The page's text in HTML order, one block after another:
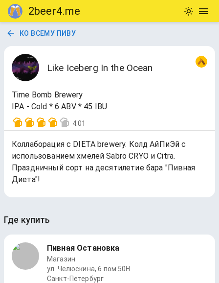
2beer4.me
КО ВСЕМУ ПИВУ
Like Iceberg In the Ocean
Time Bomb Brewery
IPA - Cold * 6 ABV * 45 IBU
4.01
Коллаборация с DIETA brewery. Колд АйПиЭй с
использованием хмелей Sabro CRYO и Citra.
Праздничный сорт на десятилетие бара "Пивная
Диета"!
Где купить
Пивная Остановка
Магазин
ул. Челюскина, 6 пом.50Н
Санкт-Петербург